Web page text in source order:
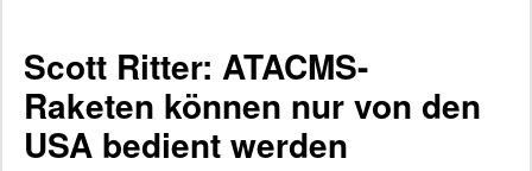
Scott Ritter: ATACMS-
Raketen können nur von den
USA bedient werden